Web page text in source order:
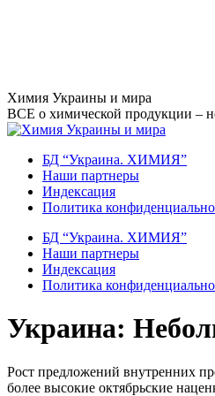
Перейти
к
содержанию
Химия Украины и мира
ВСЕ о химической продукции –
БД “Украина. ХИМИЯ”
Наши партнеры
Индексация
Политика
БД “Украина. ХИМИЯ”
Наши партнеры
Индексация
Политика
Украина:
Рост предложений внутренних
более высокие октябрьские